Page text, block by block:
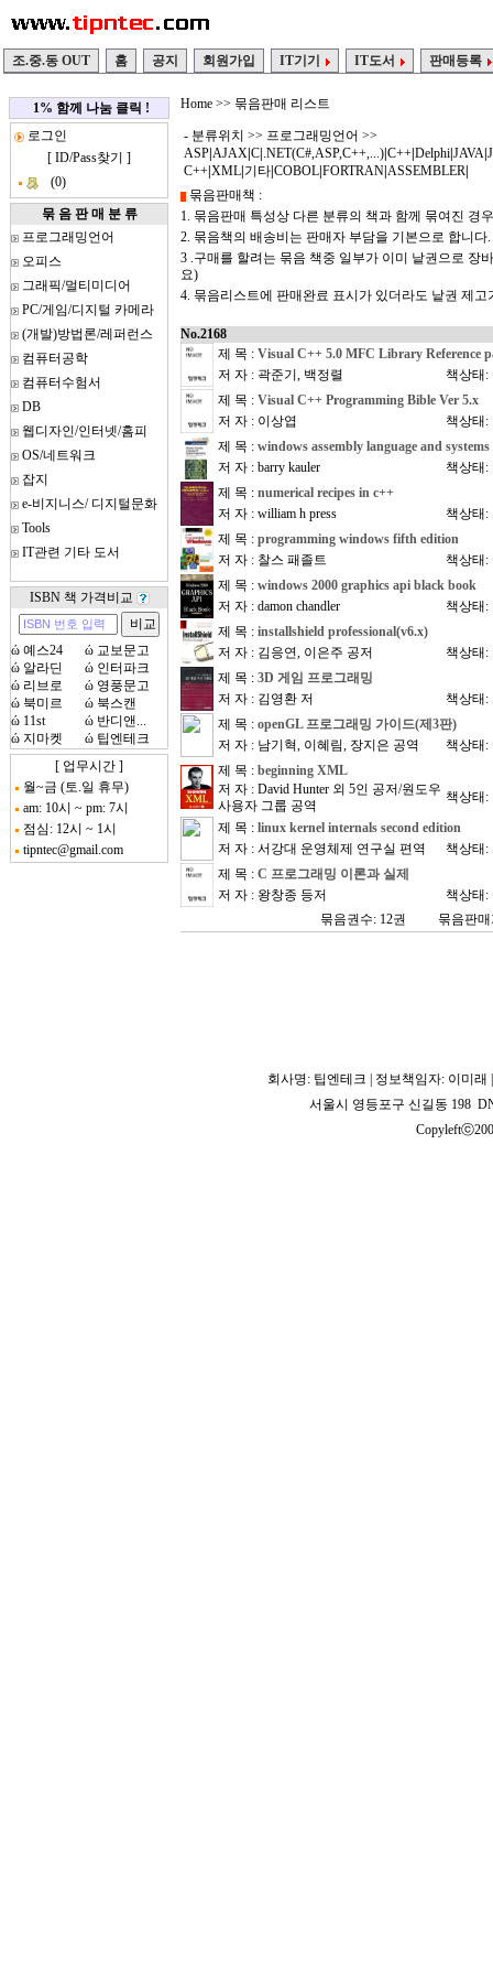
조.중.동 OUT 홈 공지 회원가입 IT기기 IT도서 판매등록
1% 함께 나눔 클릭 !
로그인
[ ID/Pass찾기 ]
(0)
묶 음 판 매 분 류
프로그래밍언어
오피스
그래픽/멀티미디어
PC/게임/디지털 카메라
(개발)방법론/레퍼런스
컴퓨터공학
컴퓨터수험서
DB
웹디자인/인터넷/홈피
OS/네트워크
잡지
e-비지니스/ 디지털문화
Tools
IT관련 기타 도서
ISBN 책 가격비교
ώ 예스24 ώ 교보문고
ώ 알라딘 ώ 인터파크
ώ 리브로 ώ 영풍문고
ώ 북미르 ώ 북스캔
ώ 11st ώ 반디앤...
ώ 지마켓 ώ 팁엔테크
[ 업무시간 ]
월~금 (토.일 휴무)
am: 10시 ~ pm: 7시
점심: 12시 ~ 1시
tipntec@gmail.com
Home >> 묶음판매 리스트
- 분류위치 >> 프로그래밍언어 >>
ASP AJAX C .NET(C#,ASP,C++,...) C++ Delphi JAVA
C++ XML 기타 COBOL FORTRAN ASSEMBLER
묶음판매책 :
1. 묶음판매 특성상 다른 분류의 책과 함께 묶여진 경
2. 묶음책의 배송비는 판매자 부담을 기본으로 합니다.
3 .구매를 할려는 묶음 책중 일부가 이미 낱권으로 장
요)
4. 묶음리스트에 판매완료 표시가 있더라도 낱권 제
No.2168
제 목 : Visual C++ 5.0 MFC Library Reference
저 자 : 곽준기, 백정렬
책상태:
제 목 : Visual C++ Programming Bible Ver 5.x
저 자 : 이상엽
책상태:
제 목 : windows assembly language and
저 자 : barry kauler
책상태:
제 목 : numerical recipes in c++
저 자 : william h press
책상태:
제 목 : programming windows fifth edition
저 자 : 찰스 패졸트
책상태:
제 목 : windows 2000 graphics api black book
저 자 : damon chandler
책상태:
제 목 : installshield professional(v6.x)
저 자 : 김응연, 이은주 공저
책상태:
제 목 : 3D 게임 프로그래밍
저 자 : 김영환 저
책상태:
제 목 : openGL 프로그래밍 가이드(제3판)
저 자 : 남기혁, 이혜림, 장지은 공역
책상태:
제 목 : beginning XML
저 자 : David Hunter 외 5인 공저/원도우
사용자 그룹 공역
책상태:
제 목 : linux kernel internals second edition
저 자 : 서강대 운영체제 연구실 편역
책상태:
제 목 : C 프로그래밍 이론과 실제
저 자 : 왕창종 등저
책상태:
묶음권수: 12권
묶음판
회사명: 팁엔테크 | 정보책임자: 이미래
서울시 영등포구 신길동 198